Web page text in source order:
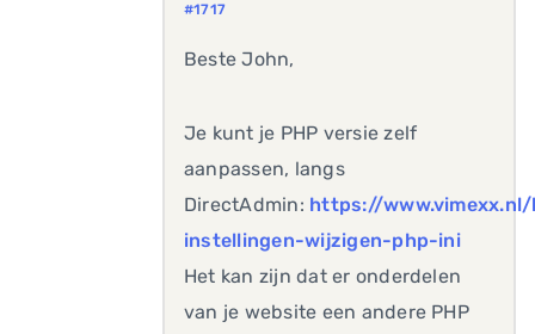
#1717
Beste John,
Je kunt je PHP versie zelf
aanpassen, langs
DirectAdmin: https://
instellingen-wijzigen-php-ini
Het kan zijn dat er onderdelen
van je website een andere PHP